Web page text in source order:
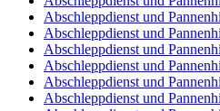
Abschleppdienst und
Abschleppdienst und
Abschleppdienst und
Abschleppdienst und
Abschleppdienst und
Abschleppdienst und